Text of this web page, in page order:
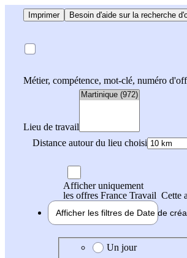
Imprimer Besoin d'aide sur la recherche
Métier, compétence, mot-clé, numéro
Lieu de travail
Distance autour du lieu choisi
Afficher uniquement
les offres France Travail Cette
Afficher les filtres de Date de
Date de création de l'offre
Un jour